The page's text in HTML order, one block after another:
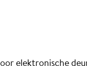
elektronische